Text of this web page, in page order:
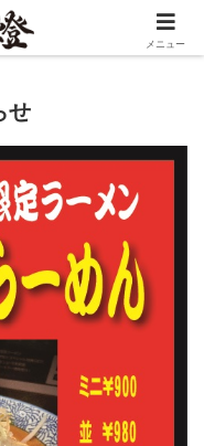
せ
メニュー